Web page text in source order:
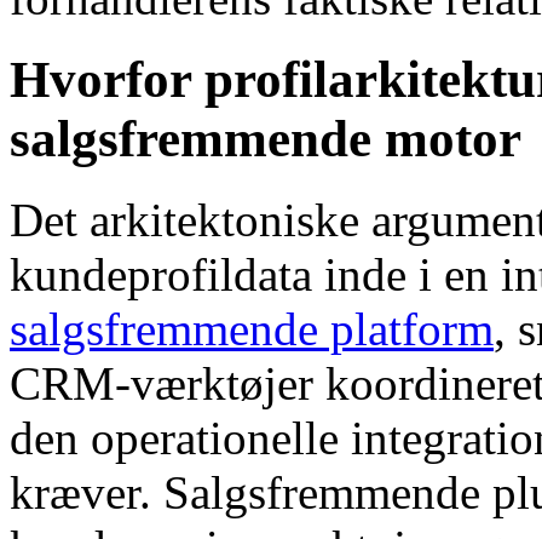
Hvorfor
salgsfremmende motor
Det arkitektoniske
kundeprofildata inde i en
salgsfremmende platform,
CRM-værktøjer
den operationelle
kræver. Salgsfremmende